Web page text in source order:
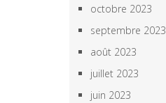
octobre 2023
septembre 2023
août 2023
juillet 2023
juin 2023